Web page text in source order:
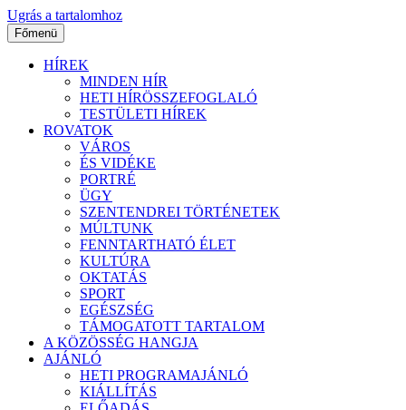
Ugrás a tartalomhoz
Főmenü
HÍREK
MINDEN HÍR
HETI HÍRÖSSZEFOGLALÓ
TESTÜLETI HÍREK
ROVATOK
VÁROS
ÉS VIDÉKE
PORTRÉ
ÜGY
SZENTENDREI TÖRTÉNETEK
MÚLTUNK
FENNTARTHATÓ ÉLET
KULTÚRA
OKTATÁS
SPORT
EGÉSZSÉG
TÁMOGATOTT TARTALOM
A KÖZÖSSÉG HANGJA
AJÁNLÓ
HETI PROGRAMAJÁNLÓ
KIÁLLÍTÁS